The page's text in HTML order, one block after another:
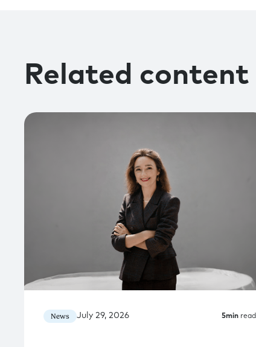
Related content
News July 29, 2026 5min read